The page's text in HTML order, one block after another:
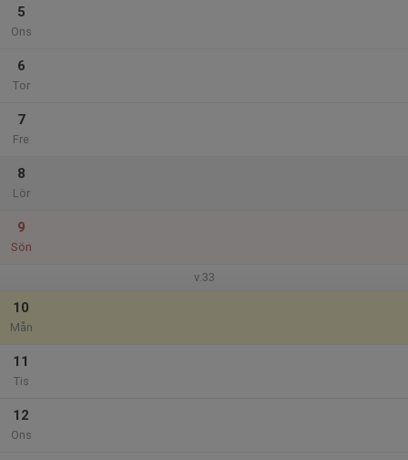
5
Ons
6
Tor
7
Fre
8
Lör
9
Sön
v.33
10
Mån
11
Tis
12
Ons